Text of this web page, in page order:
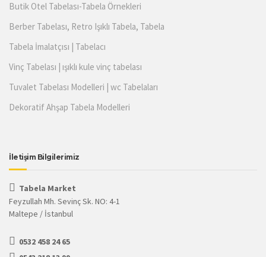
Butik Otel Tabelası-Tabela Örnekleri
Berber Tabelası, Retro Işıklı Tabela, Tabela
Tabela İmalatçısı | Tabelacı
Vinç Tabelası | ışıklı kule vinç tabelası
Tuvalet Tabelası Modelleri | wc Tabelaları
Dekoratif Ahşap Tabela Modelleri
İletişim Bilgilerimiz
Tabela Market
Feyzullah Mh. Sevinç Sk. NO: 4-1
Maltepe / İstanbul
0532 458 24 65